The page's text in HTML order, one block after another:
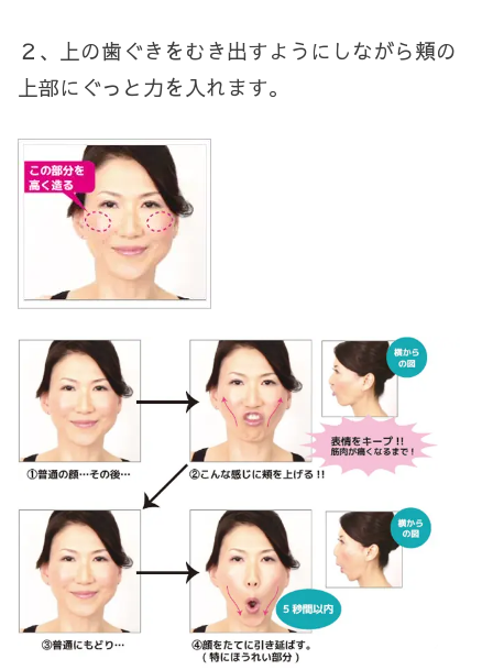
２、上の歯ぐきをむき出すようにしながら頬の
上部にぐっと力を入れます。